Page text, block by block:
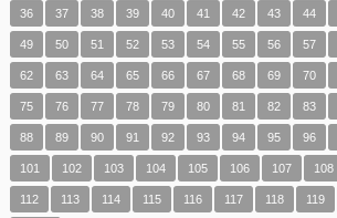
36 37 38 39 40 41 42 43 44
49 50 51 52 53 54 55 56 57
62 63 64 65 66 67 68 69 70
75 76 77 78 79 80 81 82 83
88 89 90 91 92 93 94 95 96
101 102 103 104 105 106 107 108
112 113 114 115 116 117 118 119